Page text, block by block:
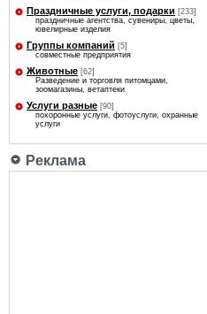
Праздничные услуги, подарки [233]
праздничные агентства, сувениры, цветы,
ювелирные изделия
Группы компаний [5]
совместные предприятия
Животные [62]
Разведение и торговля питомцами,
зоомагазины, ветаптеки
Услуги разные [90]
похоронные услуги, фотоуслуги, охранные
услуги
Реклама